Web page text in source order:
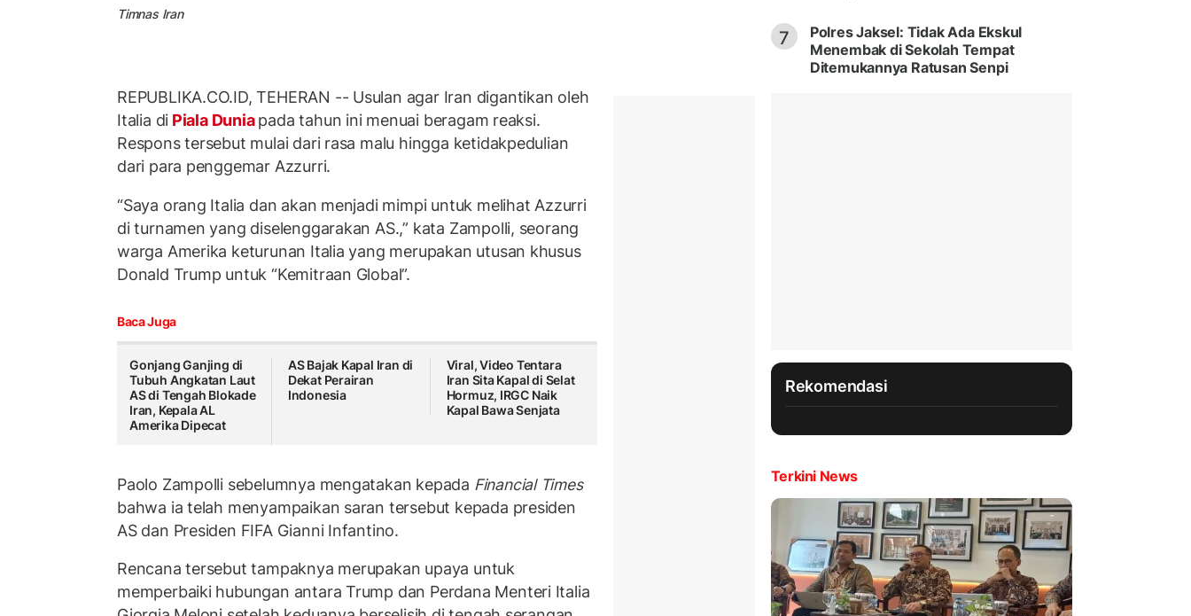
Timnas Iran
REPUBLIKA.CO.ID, TEHERAN -- Usulan agar Iran digantikan oleh
Italia di Piala Duniapada tahun ini menuai beragam reaksi.
Respons tersebut mulai dari rasa malu hingga ketidakpedulian
dari para penggemar Azzurri.
“Saya orang Italia dan akan menjadi mimpi untuk melihat Azzurri
di turnamen yang diselenggarakan AS.,” kata Zampolli, seorang
warga Amerika keturunan Italia yang merupakan utusan khusus
Donald Trump untuk “Kemitraan Global”.
Baca Juga
Gonjang Ganjing di
Tubuh Angkatan Laut
AS di Tengah Blokade
Iran, Kepala AL
Amerika Dipecat
AS Bajak Kapal Iran di
Dekat Perairan
Indonesia
Viral, Video Tentara
Iran Sita Kapal di Selat
Hormuz, IRGC Naik
Kapal Bawa Senjata
Paolo Zampolli sebelumnya mengatakan kepada Financial Times
bahwa ia telah menyampaikan saran tersebut kepada presiden
AS dan Presiden FIFA Gianni Infantino.
Rencana tersebut tampaknya merupakan upaya untuk
memperbaiki hubungan antara Trump dan Perdana Menteri Italia
7
Polres Jaksel: Tidak Ada Ekskul
Menembak di Sekolah Tempat
Ditemukannya Ratusan Senpi
Rekomendasi
Terkini News